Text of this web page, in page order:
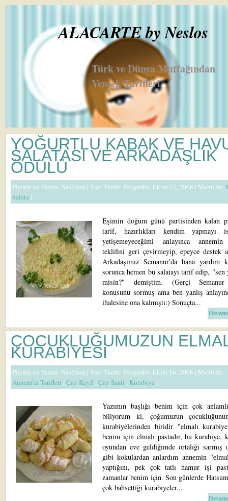
ALACARTE by Neslos
Türk ve Dünya Mutfağından
Yemek Tarifleri
YOĞURTLU KABAK VE
SALATASI VE ARKADAŞLIK
ÖDÜLÜ
Pişiren ve Yazan: Neslihan | Yazı Tarihi: Perşembe, Ekim 23, 2008 | Menü'de:
Salata |
Eşimin doğum günü partisinden kalan
tarif, hazırlıkları kendim yapmayı
yetişemeyeceğimi anlayınca
teklifini geri çevirmeyip, epeyce destek
Arkadaşımız Semanur'da bana yardım
sorunca hemen bu salatayı tarif edip,
misin?" demiştim. (Gerçi
konusunu sormuş ama ben yanlış
ihalesine ona kalmıştı:) Sonuçta...
ÇOCUKLUĞUMUZUN
KURABİYESİ
Pişiren ve Yazan: Neslihan | Yazı Tarihi: Perşembe, Ekim 16, 2008 | Menü'de:
Annem'in Tarifleri ,Çay Keyfi ,Çay Saati , Kurabiye |
Yazımın başlığı benim için çok
biliyorum ki, çoğumuzun
kurabiyelerinden biridir "elmalı
benim için elmalı pastadır, bu kurabiye,
oyundan eve geldiğimde ortalığı sarmış
gibi kokulardan anlardım annemin
yaptığını, pek çok tatlı hamur işi
zamanlar benim için. Son günlerde
çok bahsettiği kurabiyeler...